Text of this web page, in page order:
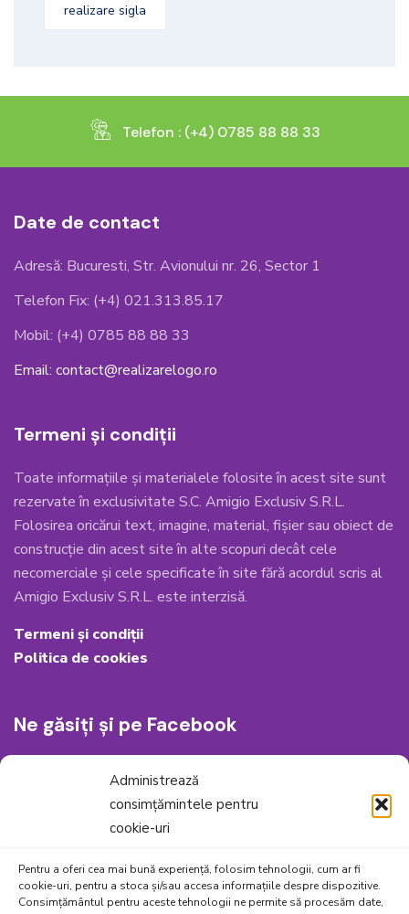
Administrează
consimțămintele pentru
cookie-uri
Pentru a oferi cea mai bună experiență, folosim tehnologii, cum ar fi
cookie-uri, pentru a stoca și/sau accesa informațiile despre dispozitive.
Consimțământul pentru aceste tehnologii ne permite să procesăm date,
realizare sigla
Telefon : (+4) 0785 88 88 33
Date de contact
Adresă: Bucuresti, Str. Avionului nr. 26, Sector 1
Telefon Fix: (+4) 021.313.85.17
Mobil: (+4) 0785 88 88 33
Email: contact@realizarelogo.ro
Termeni și condiții
Toate informațiile și materialele folosite în acest site sunt
rezervate în exclusivitate S.C. Amigio Exclusiv S.R.L.
Folosirea oricărui text, imagine, material, fișier sau obiect de
construcție din acest site în alte scopuri decât cele
necomerciale și cele specificate în site fără acordul scris al
Amigio Exclusiv S.R.L. este interzisă.
Termeni și condiții
Politica de cookies
Ne găsiți și pe Facebook